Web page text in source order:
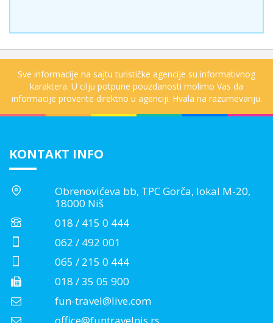
Sve informacije na sajtu turističke agencije su informativnog
karaktera. U cilju potpune pouzdanosti molimo Vas da
informacije proverite direktno u agenciji. Hvala na razumevanju.
KONTAKT INFO
Obrenovićeva bb, TPC Gorča, lokal M-20,
18000 Niš
018 / 415 0 444
062 / 492 001
065 / 215 0 444
018 / 35 05 900
fun-travel@live.com
office@funtravelnis.rs